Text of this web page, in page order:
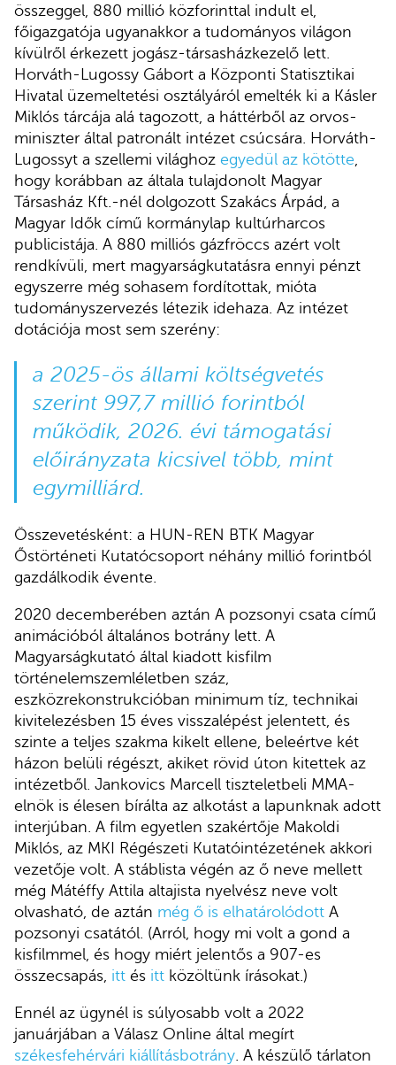
összeggel, 880 millió közforinttal indult el,
főigazgatója ugyanakkor a tudományos világon
kívülről érkezett jogász-társasházkezelő lett.
Horváth-Lugossy Gábort a Központi Statisztikai
Hivatal üzemeltetési osztályáról emelték ki a Kásler
Miklós tárcája alá tagozott, a háttérből az orvos-
miniszter által patronált intézet csúcsára. Horváth-
Lugossyt a szellemi világhoz egyedül az kötötte,
hogy korábban az általa tulajdonolt Magyar
Társasház Kft.-nél dolgozott Szakács Árpád, a
Magyar Idők című kormánylap kultúrharcos
publicistája. A 880 milliós gázfröccs azért volt
rendkívüli, mert magyarságkutatásra ennyi pénzt
egyszerre még sohasem fordítottak, mióta
tudományszervezés létezik idehaza. Az intézet
dotációja most sem szerény:
a 2025-ös állami költségvetés
szerint 997,7 millió forintból
működik, 2026. évi támogatási
előirányzata kicsivel több, mint
egymilliárd.
Összevetésként: a HUN-REN BTK Magyar
Őstörténeti Kutatócsoport néhány millió forintból
gazdálkodik évente.
2020 decemberében aztán A pozsonyi csata című
animációból általános botrány lett. A
Magyarságkutató által kiadott kisfilm
történelemszemléletben száz,
eszközrekonstrukcióban minimum tíz, technikai
kivitelezésben 15 éves visszalépést jelentett, és
szinte a teljes szakma kikelt ellene, beleértve két
házon belüli régészt, akiket rövid úton kitettek az
intézetből. Jankovics Marcell tiszteletbeli MMA-
elnök is élesen bírálta az alkotást a lapunknak adott
interjúban. A film egyetlen szakértője Makoldi
Miklós, az MKI Régészeti Kutatóintézetének akkori
vezetője volt. A stáblista végén az ő neve mellett
még Mátéffy Attila altajista nyelvész neve volt
olvasható, de aztán még ő is elhatárolódott A
pozsonyi csatától. (Arról, hogy mi volt a gond a
kisfilmmel, és hogy miért jelentős a 907-es
összecsapás, itt és itt közöltünk írásokat.)
Ennél az ügynél is súlyosabb volt a 2022
januárjában a Válasz Online által megírt
székesfehérvári kiállításbotrány . A készülő tárlaton